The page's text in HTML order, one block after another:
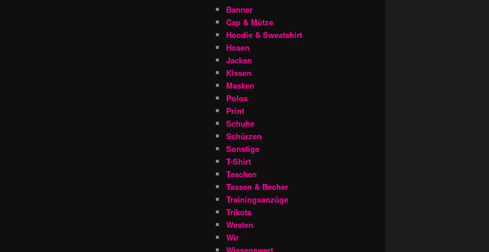
Banner
Cap & Mütze
Hoodie & Sweatshirt
Hosen
Jacken
Kissen
Masken
Polos
Print
Schuhe
Schürzen
Sonstige
T-Shirt
Taschen
Tassen & Becher
Trainingsanzüge
Trikots
Westen
Wir
Wissenswert